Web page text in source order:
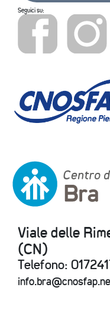
Seguici su:
Viale delle
(CN)
Telefono: